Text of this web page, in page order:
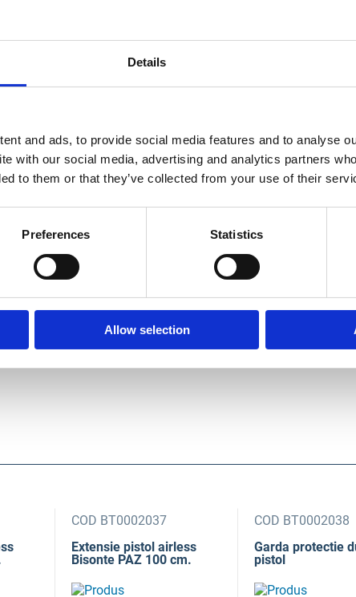
Details
and ads, to provide social media features and to analyse
with our social media, advertising and analytics partners
to them or that they’ve collected from your use of their
Preferences Statistics
Allow selection
15 m
COD BT0002037
Extensie pistol airless
Bisonte PAZ 100 cm.
COD BT0002038
Garda protectie
pistol